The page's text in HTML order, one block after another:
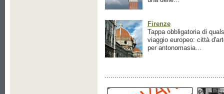
Firenze
Tappa obbligatoria di
viaggio europeo: città
per antonomasia...